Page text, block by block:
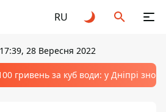
RU
17:39, 28 Вересня 2022
гривень за куб води: у Дніпрі